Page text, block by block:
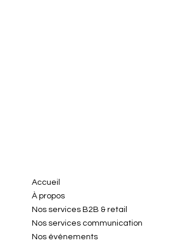
Accueil
À propos
Nos services B2B & retail
Nos services communication
Nos événements